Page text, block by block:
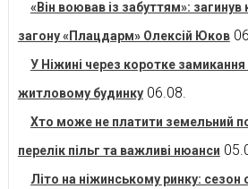
«Він воював із забуттям»:
загону «Плацдарм» Олексій Юков
У Ніжині через коротке
житловому будинку 06.08.
Хто може не платити земельний
перелік пільг та важливі нюанси
Літо на ніжинському ринку: сезон